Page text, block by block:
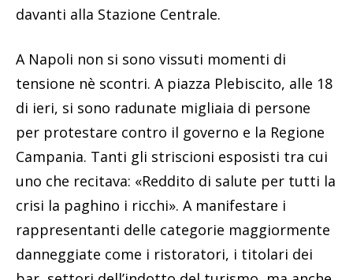
davanti alla Stazione Centrale.
A Napoli non si sono vissuti momenti di
tensione nè scontri. A piazza Plebiscito, alle 18
di ieri, si sono radunate migliaia di persone
per protestare contro il governo e la Regione
Campania. Tanti gli striscioni esposisti tra cui
uno che recitava: «Reddito di salute per tutti la
crisi la paghino i ricchi». A manifestare i
rappresentanti delle categorie maggiormente
danneggiate come i ristoratori, i titolari dei